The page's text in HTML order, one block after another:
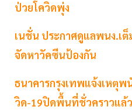
ป่วยโควิดพุ่ง
เนชั่น ประกาศดูแลพนง.เต็
จัดหาวัคซีนป้องกัน
ธนาคารกรุงเทพแจ้งเหตุพ
วิด-19ปิดพื้นที่ชั่วคราวแล้ว